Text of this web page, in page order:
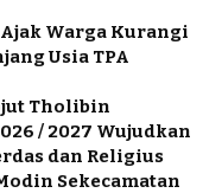
Warga Kurangi
Usia TPA
Tholibin
/ 2027 Wujudkan
dan Religius
Sekecamatan